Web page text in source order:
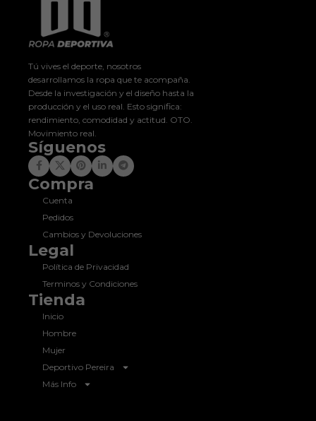
Tú vives el deporte, nosotros
desarrollamos la ropa que te acompaña.
Desde la investigación y el diseño hasta la
producción y el uso real. Esto significa:
rendimiento, comodidad y actitud. OTO.
Movimiento real.
Síguenos
Compra
Cuenta
Pedidos
Cambios y Devoluciones
Legal
Política de Privacidad
Terminos y Condiciones
Tienda
Inicio
Hombre
Mujer
Deportivo Pereira
Más Info